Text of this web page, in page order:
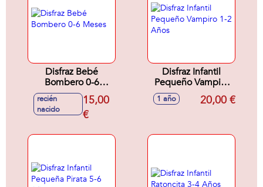
Disfraz Bebé
Bombero 0-6
Meses
recién
nacido
15,00
€
Disfraz Infantil
Pequeño Vampiro
1-2 Años
1 año 20,00 €